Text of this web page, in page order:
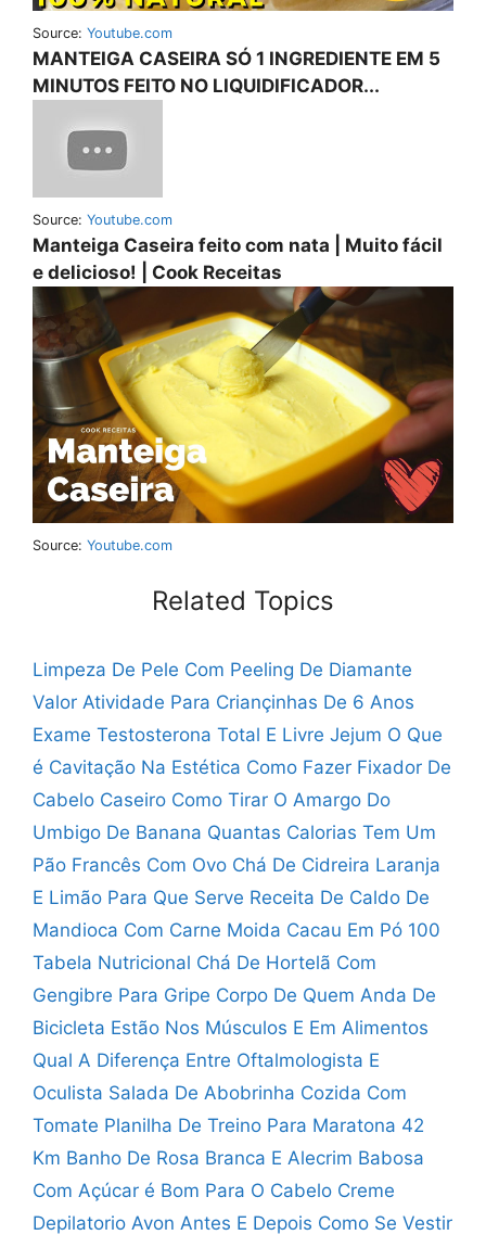
Source: Youtube.com
MANTEIGA CASEIRA SÓ 1 INGREDIENTE EM 5
MINUTOS FEITO NO LIQUIDIFICADOR...
Source: Youtube.com
Manteiga Caseira feito com nata | Muito fácil
e delicioso! | Cook Receitas
Source: Youtube.com
Related Topics
Limpeza De Pele Com Peeling De Diamante
Valor Atividade Para Criançinhas De 6 Anos
Exame Testosterona Total E Livre Jejum O Que
é Cavitação Na Estética Como Fazer Fixador De
Cabelo Caseiro Como Tirar O Amargo Do
Umbigo De Banana Quantas Calorias Tem Um
Pão Francês Com Ovo Chá De Cidreira Laranja
E Limão Para Que Serve Receita De Caldo De
Mandioca Com Carne Moida Cacau Em Pó 100
Tabela Nutricional Chá De Hortelã Com
Gengibre Para Gripe Corpo De Quem Anda De
Bicicleta Estão Nos Músculos E Em Alimentos
Qual A Diferença Entre Oftalmologista E
Oculista Salada De Abobrinha Cozida Com
Tomate Planilha De Treino Para Maratona 42
Km Banho De Rosa Branca E Alecrim Babosa
Com Açúcar é Bom Para O Cabelo Creme
Depilatorio Avon Antes E Depois Como Se Vestir